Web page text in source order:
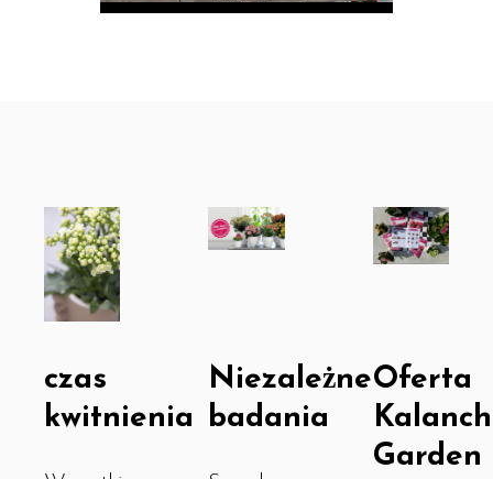
czas
kwitnienia
Niezależne
badania
Oferta
Garden